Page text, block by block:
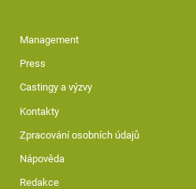
Management
Press
Castingy a výzvy
Kontakty
Zpracování osobních údajů
Nápověda
Redakce